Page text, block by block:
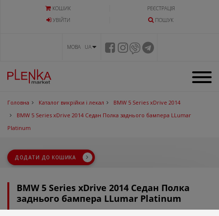
КОШИК
РЕЄСТРАЦІЯ
УВIЙТИ
ПОШУК
МОВА UA
Головна Каталог викрійки і лекал
BMW 5 Series xDrive 2014
BMW 5 Series xDrive 2014 Седан Полка заднього бампера LLumar
Platinum
ДОДАТИ ДО КОШИКА
BMW 5 Series xDrive 2014 Седан Полка
заднього бампера LLumar Platinum